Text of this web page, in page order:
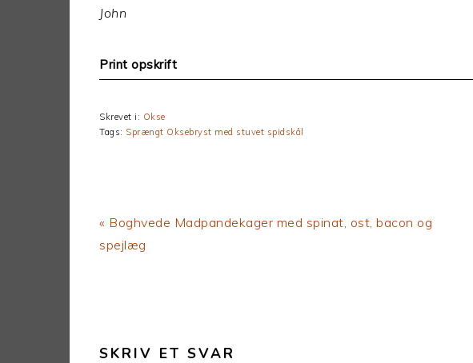
John
Print opskrift
Skrevet i: Okse
Tags: Sprængt Oksebryst med stuvet spidskål
Previous
Post:
« Boghvede Madpandekager med spinat, ost, bacon og
spejlæg
SKRIV ET SVAR